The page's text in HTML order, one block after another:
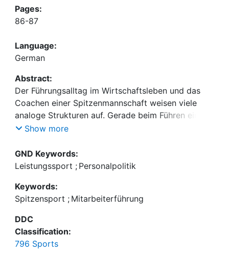
Pages:
86-87
Language:
German
Abstract:
Der Führungsalltag im Wirtschaftsleben und das
Coachen einer Spitzenmannschaft weisen viele
analoge Strukturen auf. Gerade beim Führen eines
Motivationsgespräches können Führungskräfte in
Hochleistungssport lernen.
Show more
GND Keywords:
Leistungssport ; Personalpolitik
Keywords:
Spitzensport ; Mitarbeiterführung
DDC
Classification:
796 Sports